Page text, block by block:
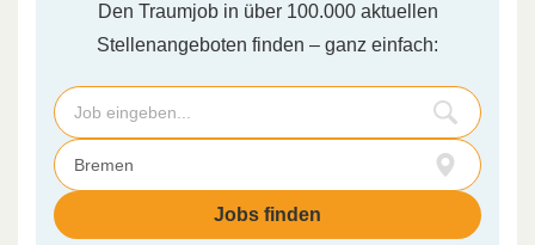
Den Traumjob in über 100.000 aktuellen
Stellenangeboten finden – ganz einfach: